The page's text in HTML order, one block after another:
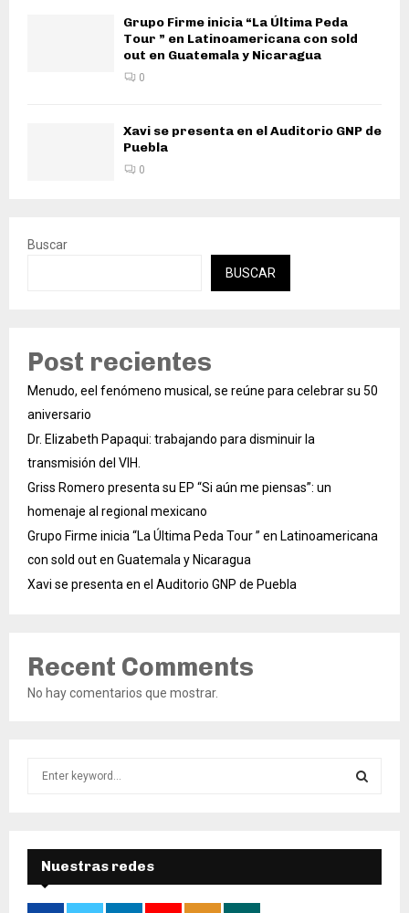
Grupo Firme inicia “La Última Peda
Tour ” en Latinoamericana con sold
out en Guatemala y Nicaragua
0
Xavi se presenta en el Auditorio GNP de
Puebla
0
Buscar
BUSCAR
Post recientes
Menudo, eel fenómeno musical, se reúne para celebrar su 50
aniversario
Dr. Elizabeth Papaqui: trabajando para disminuir la
transmisión del VIH.
Griss Romero presenta su EP “Si aún me piensas”: un
homenaje al regional mexicano
Grupo Firme inicia “La Última Peda Tour ” en Latinoamericana
con sold out en Guatemala y Nicaragua
Xavi se presenta en el Auditorio GNP de Puebla
Recent Comments
No hay comentarios que mostrar.
f
o
E
A
Nuestras redes